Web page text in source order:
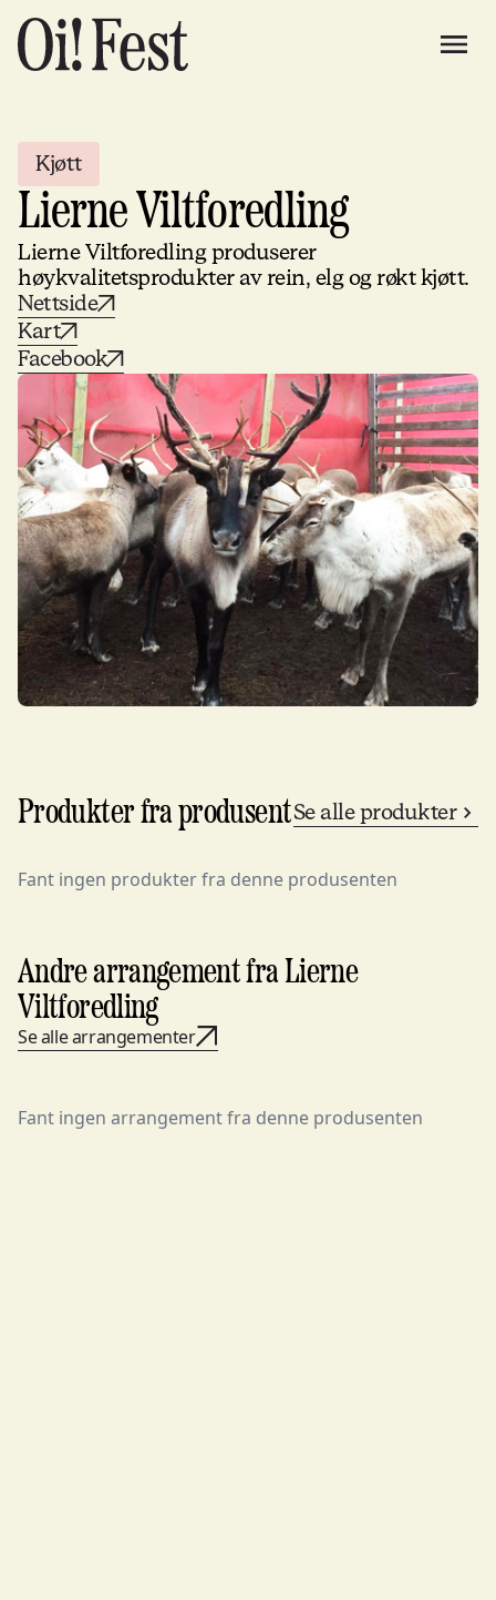
Kjøtt
Lierne Viltforedling
Lierne Viltforedling produserer
høykvalitetsprodukter av rein, elg og røkt kjøtt.
Nettside
Kart
Facebook
Produkter fra produsentSe alle produkter
Fant ingen produkter fra denne produsenten
Andre arrangement fra Lierne
Viltforedling
Se alle arrangementer
Fant ingen arrangement fra denne produsenten